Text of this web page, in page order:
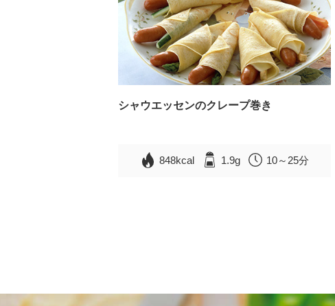
シャウエッセンのクレープ巻き
848kcal 1.9g 10～25分